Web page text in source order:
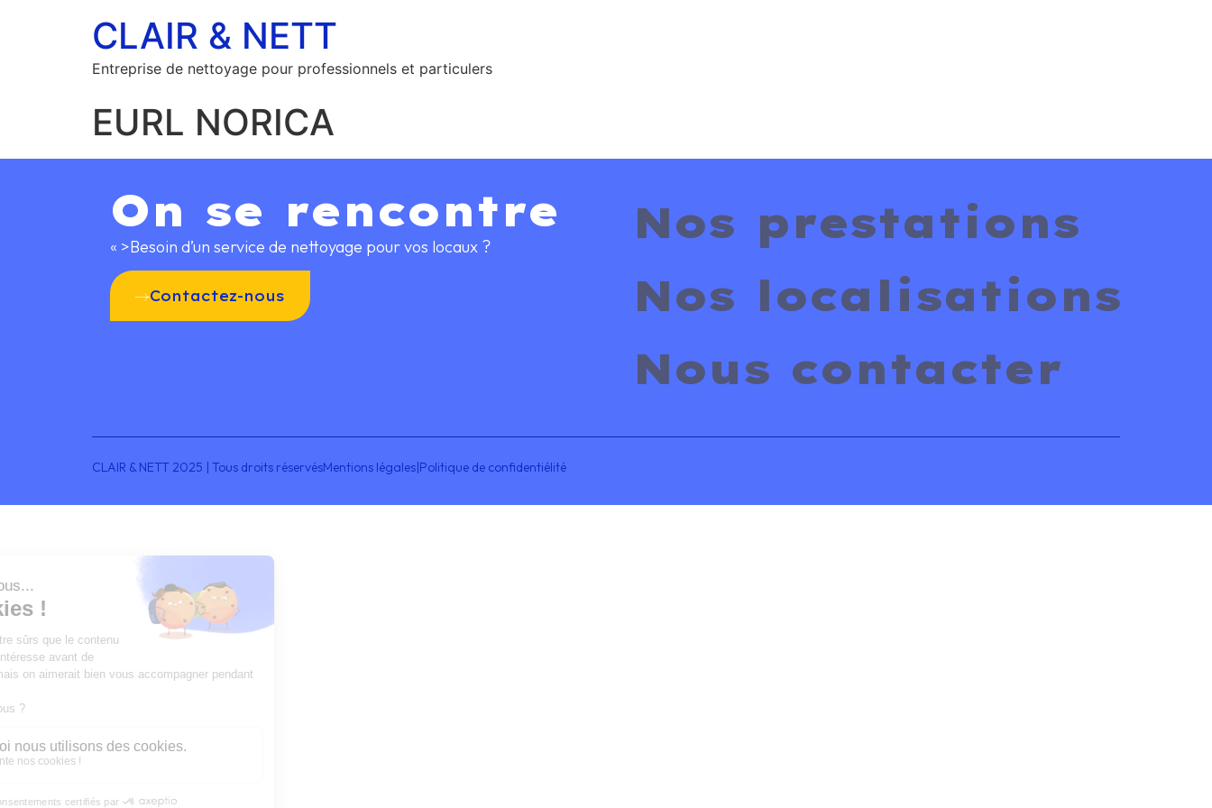
CLAIR & NETT
Entreprise de nettoyage pour professionnels et particulers
EURL NORICA
On se rencontre
« >Besoin d’un service de nettoyage pour vos locaux ?
Contactez-nous
Nos prestations
Nos localisations
Nous contacter
CLAIR & NETT 2025 | Tous droits réservésMentions légales|Politique de confidentiélité